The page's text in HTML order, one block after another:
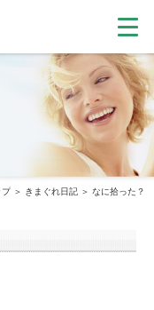
プ きまぐれ日記 なに拾った？